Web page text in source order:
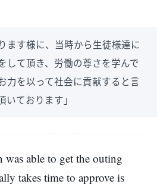
ます様に、当時から生徒様達に
して頂き、労働の尊さを学んで
力を以って社会に貢献すると言
ております」
was able to get the outing
takes time to approve is